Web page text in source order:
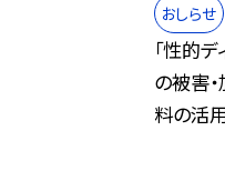
おしらせ
「性的
の被害
料の活